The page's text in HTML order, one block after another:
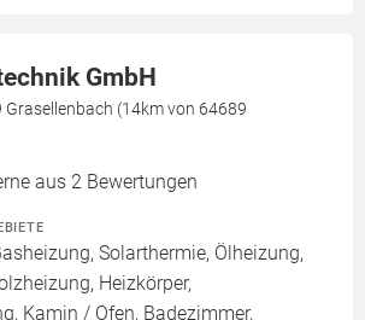
GmbH
Grasellenbach (14km von 64689
aus 2 Bewertungen
Solarthermie, Ölheizung,
Heizkörper,
Kamin / Ofen, Badezimmer,